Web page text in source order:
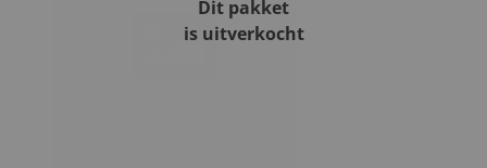
Dit pakket
is uitverkocht